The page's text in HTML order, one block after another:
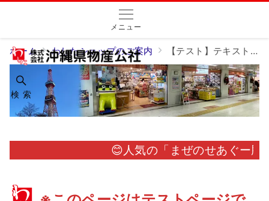
メニュー
検 索
ホーム わしたショップのご案内 【テスト】テキスト横スクロール
😊人気の「まぜのせあぐー豚そ